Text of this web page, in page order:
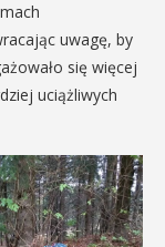
uwagę, by
się więcej
uciążliwych